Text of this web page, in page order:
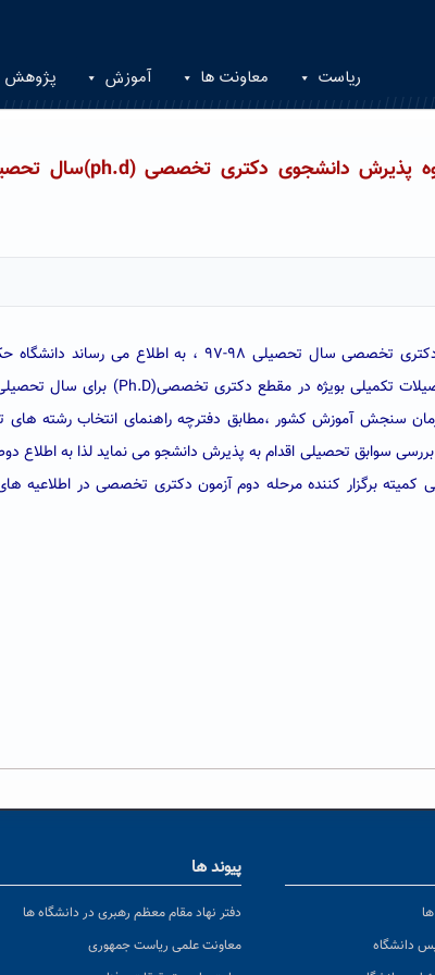
ریاست معاونت ها آموزش پژوهش
ضمن عرض تبریک به پذیرفته شدگان مرحله اول آزمون دکتری تخصصی سال تحصیلی ۹۸-۹۷ ،
سنجش آموزش کشور ،مطابق دفترچه راهنمای انتخاب رشته
سوابق تحصیلی اقدام به پذیرش دانشجو می نماید لذا به اطلاع
کمیته برگزار کننده مرحله دوم آزمون دکتری تخصصی در اطلاعیه
دانشگاه
پیوند ها
دفتر نهاد مقام معظم رهبری در دانشگاه ها
معاونت علمی ریاست جمهوری